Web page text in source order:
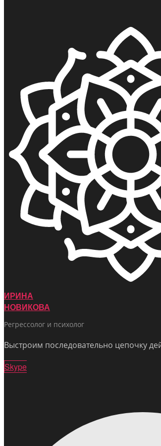
ИРИНА
НОВИКОВА
Регрессолог и психолог
Выстроим последовательно цепочку
Skype